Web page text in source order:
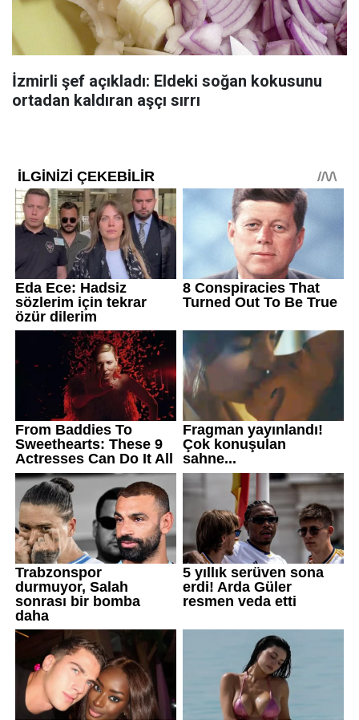
İzmirli şef açıkladı: Eldeki soğan kokusunu
ortadan kaldıran aşçı sırrı